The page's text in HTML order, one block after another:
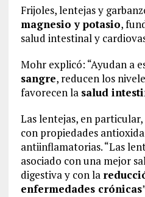
Frijoles, lentejas y
magnesio y potasio,
salud intestinal y
Mohr explicó: “Ayudan a
sangre, reducen los
favorecen la salud
Las lentejas, en
con propiedades
antiinflamatorias. “Las
asociado con una mejor
digestiva y con la
enfermedades crónicas